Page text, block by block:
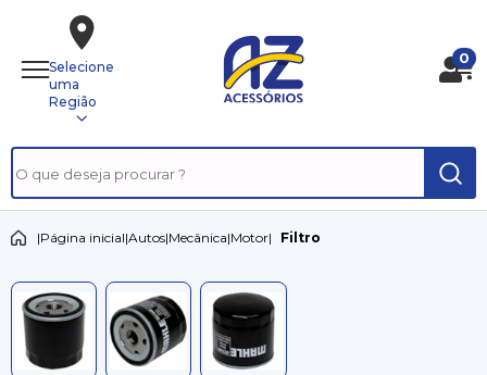
Selecione
uma
Região
0
|Página inicial|Autos|Mecânica|Motor| Filtro